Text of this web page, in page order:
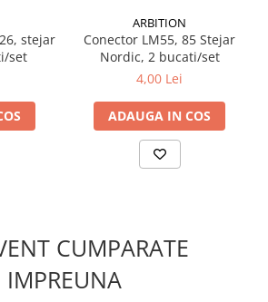
stejar
set
ARBITION
Conector LM55, 85 Stejar
Nordic, 2 bucati/set
4,00 Lei
ADAUGA IN COS
CUMPARATE
IMPREUNA